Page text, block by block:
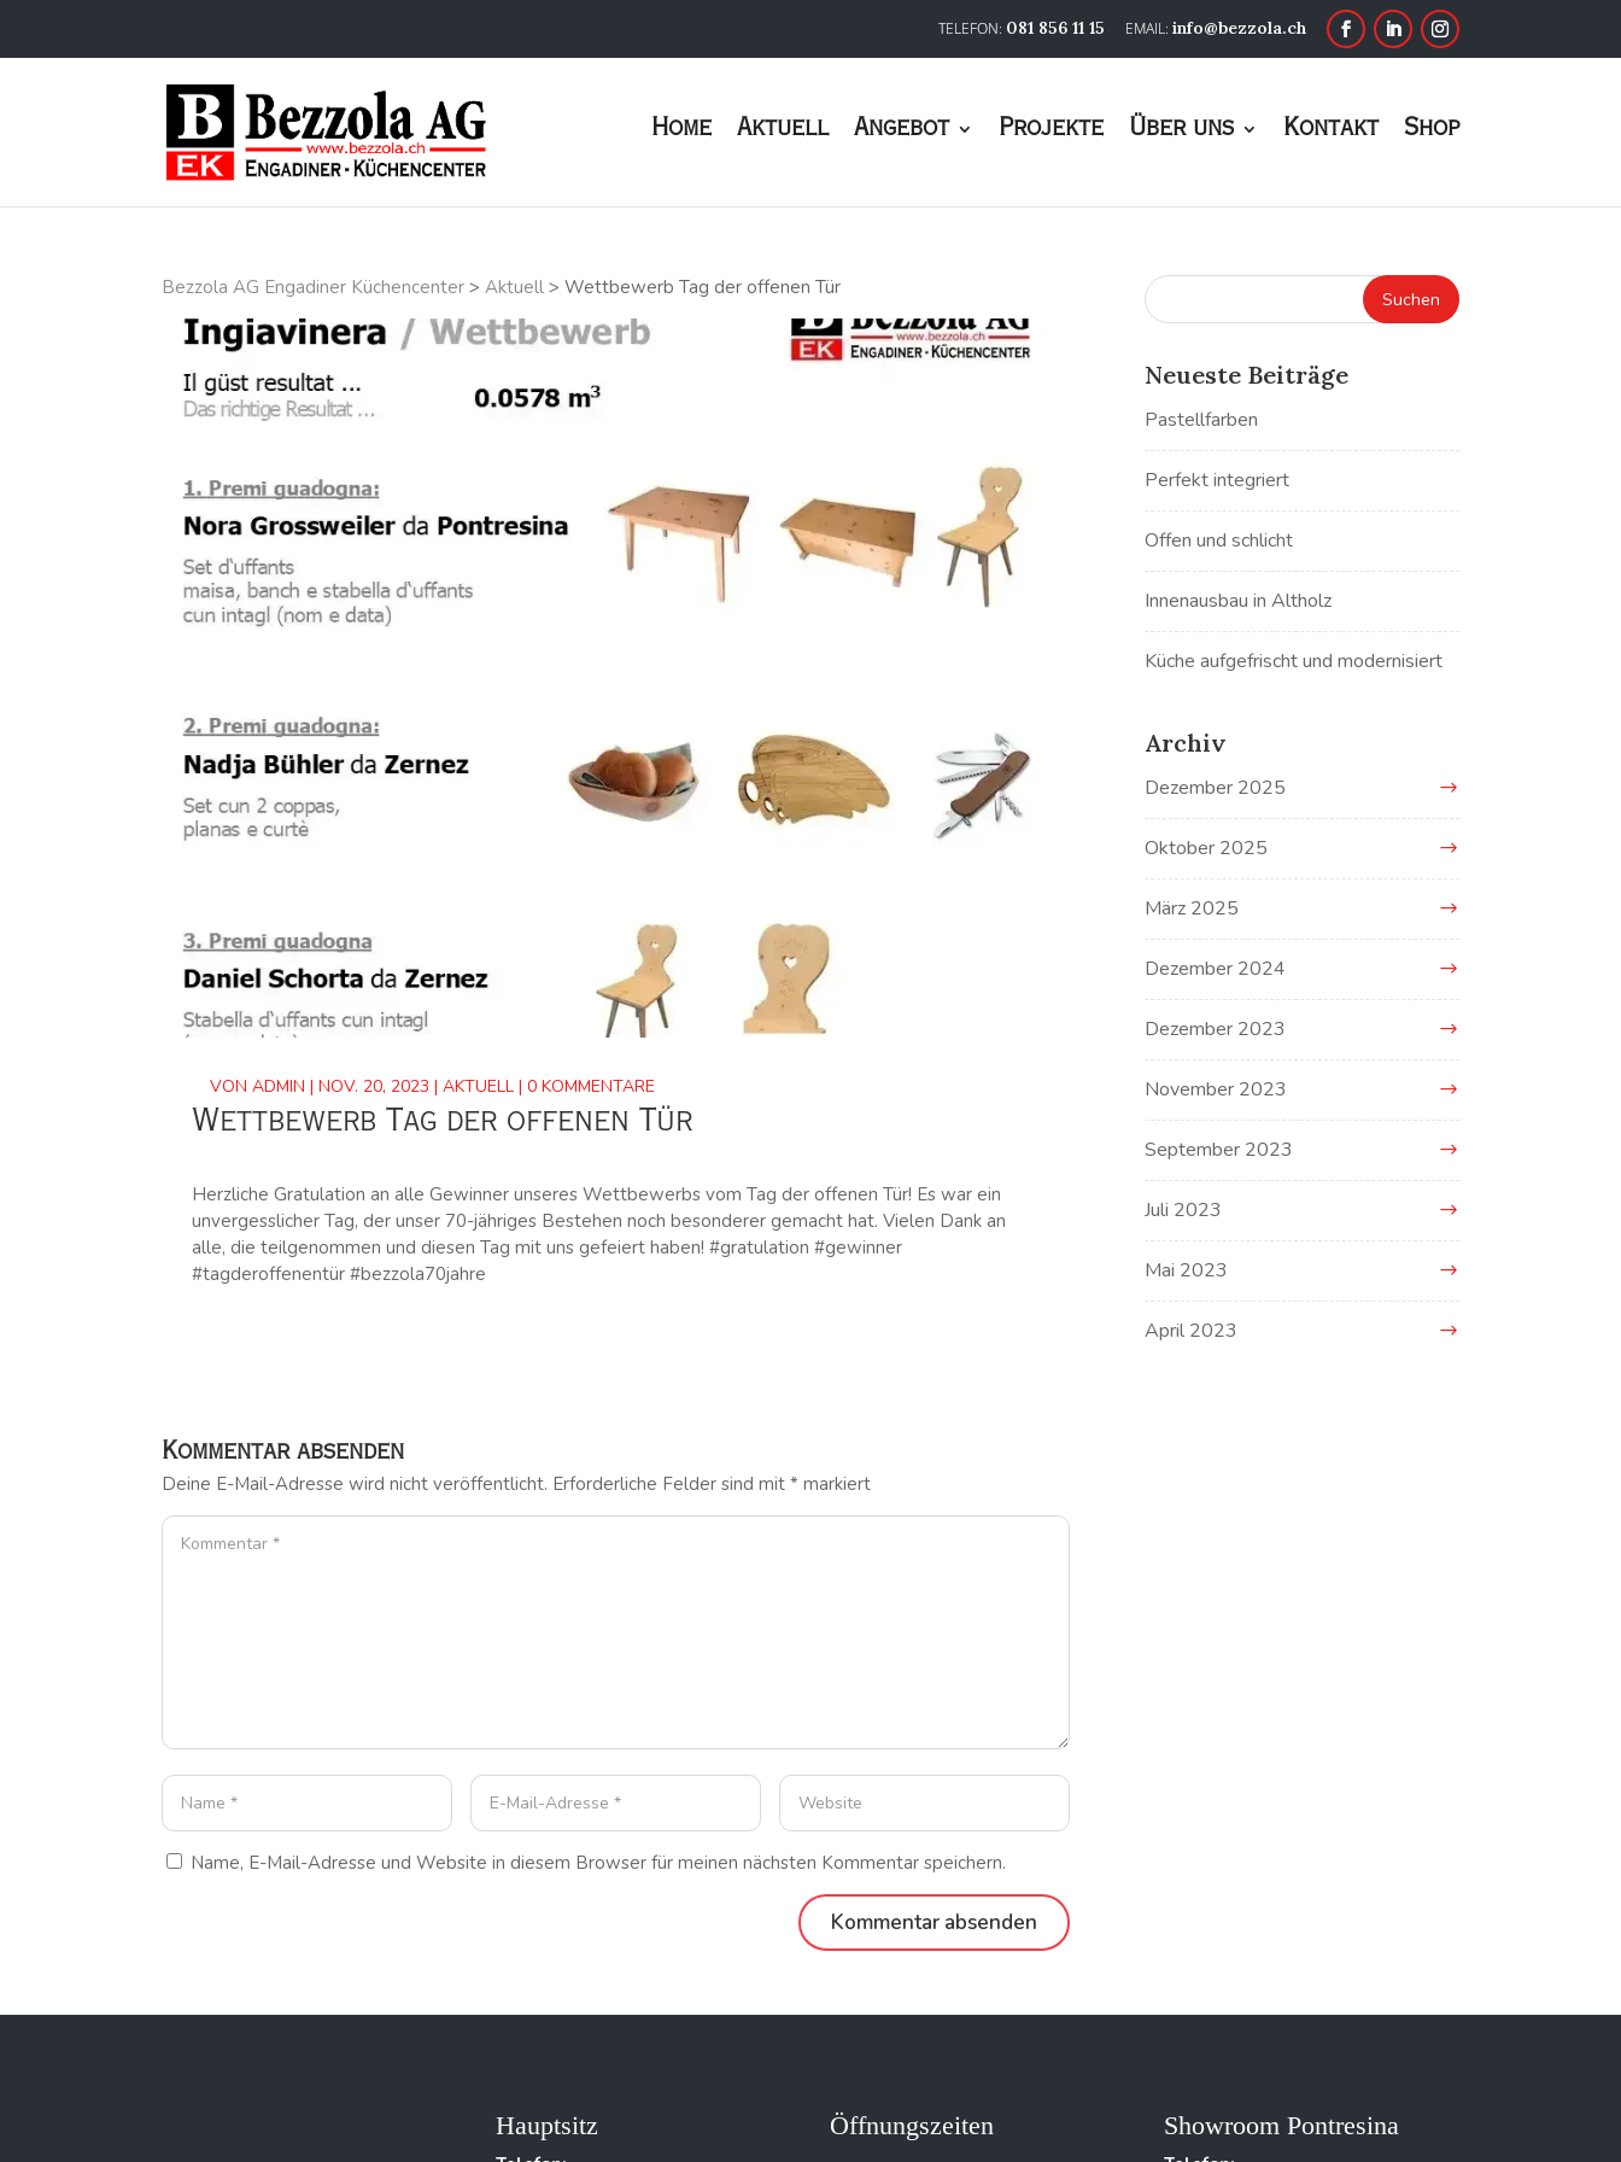
081 856 11 15 info@bezzola.ch
Home Aktuell Angebot Projekte Über uns Kontakt Shop
Bezzola AG Engadiner Küchencenter >Aktuell >Wettbewerb Tag der offenen Tür
VONADMIN |NOV. 20, 2023 |AKTUELL |0 KOMMENTARE
Wettbewerb Tag der offenen Tür
Herzliche Gratulation an alle Gewinner unseres Wettbewerbs vom Tag der offenen Tür! Es war ein
unvergesslicher Tag, der unser 70-jähriges Bestehen noch besonderer gemacht hat. Vielen Dank an
alle, die teilgenommen und diesen Tag mit uns gefeiert haben! #gratulation #gewinner
#tagderoffenentür #bezzola70jahre
Kommentar absenden
Deine E-Mail-Adresse wird nicht veröffentlicht. Erforderliche Felder sind mit* markiert
Name, E-Mail-Adresse und Website in diesem Browser für meinen nächsten Kommentar speichern.
Neueste Beiträge
Pastellfarben
Perfekt integriert
Offen und schlicht
Innenausbau in Altholz
Küche aufgefrischt und modernisiert
Archiv
Dezember 2025
Oktober 2025
März 2025
Dezember 2024
Dezember 2023
November 2023
September 2023
Juli 2023
Mai 2023
April 2023
Hauptsitz Öffnungszeiten Showroom Pontresina